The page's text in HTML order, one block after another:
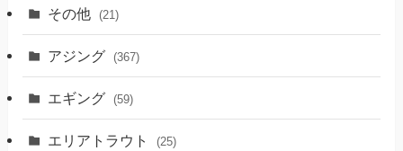
その他 (21)
アジング (367)
エギング (59)
エリアトラウト (25)